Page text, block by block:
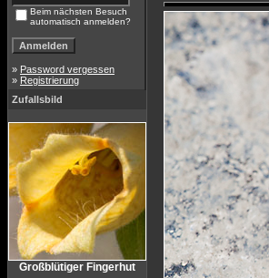
Beim nächsten Besuch
automatisch anmelden?
» Password vergessen
» Registrierung
Zufallsbild
Großblütiger Fingerhut